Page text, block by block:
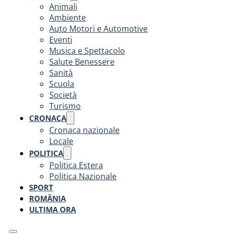
Animali
Ambiente
Auto Motori e Automotive
Eventi
Musica e Spettacolo
Salute Benessere
Sanità
Scuola
Società
Turismo
CRONACA
Cronaca nazionale
Locale
POLITICA
Politica Estera
Politica Nazionale
SPORT
ROMÂNIA
ULTIMA ORA